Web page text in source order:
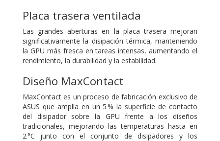
Placa trasera ventilada
Las grandes aberturas en la placa trasera mejoran
significativamente la disipación térmica, manteniendo
la GPU más fresca en tareas intensas, aumentando el
rendimiento, la durabilidad y la estabilidad.
Diseño MaxContact
MaxContact es un proceso de fabricación exclusivo de
ASUS que amplía en un 5 % la superficie de contacto
del disipador sobre la GPU frente a los diseños
tradicionales, mejorando las temperaturas hasta en
2 °C junto con el conjunto de disipadores y los